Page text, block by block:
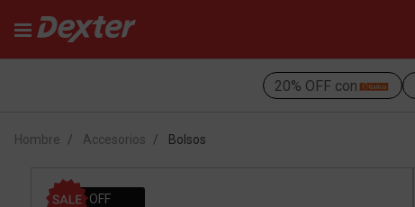
20% OFF con
Hombre Accesorios Bolsos
6% OFF